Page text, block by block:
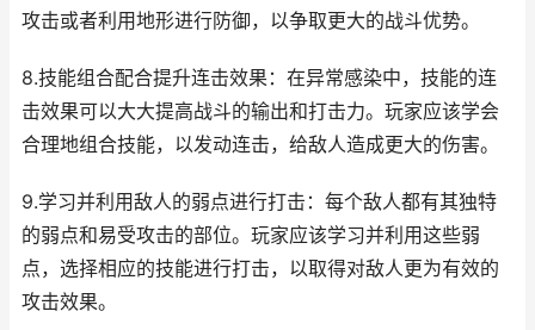
攻击或者利用地形进行防御，以争取更大的战斗优势。
8.技能组合配合提升连击效果：在异常感染中，技能的连
击效果可以大大提高战斗的输出和打击力。玩家应该学会
合理地组合技能，以发动连击，给敌人造成更大的伤害。
9.学习并利用敌人的弱点进行打击：每个敌人都有其独特
的弱点和易受攻击的部位。玩家应该学习并利用这些弱
点，选择相应的技能进行打击，以取得对敌人更为有效的
攻击效果。